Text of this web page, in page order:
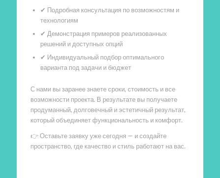
✔ Подробная консультация по возможностям и
технологиям
✔ Демонстрация примеров реализованных
решений и доступных опций
✔ Индивидуальный подбор оптимального
варианта под задачи и бюджет
С нами вы заранее знаете сроки, стоимость и все
возможности проекта. В результате вы получаете
продуманный, долговечный и эстетичный результат,
который объединяет функциональность и комфорт.
👉 Оставьте заявку уже сегодня — и создайте
пространство, где качество и стиль работают на вас.